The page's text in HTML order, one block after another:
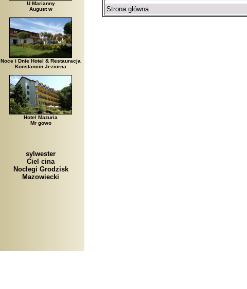
U Marianny
August w
Noce i Dnie Hotel & Restauracja
Konstancin Jeziorna
Hotel Mazuria
Mr gowo
sylwester
Ciel cina
Noclegi Grodzisk
Mazowiecki
Strona główna
Arłamów, Augustów, Babice Stare, Bachanowo, Barczewo,